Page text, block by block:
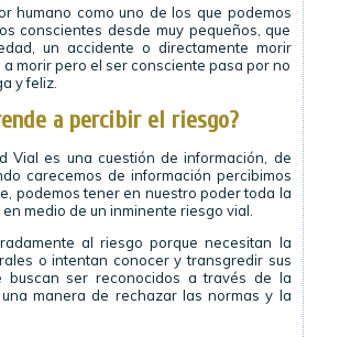
humano como uno de los que podemos
conscientes desde muy pequeños, que
un accidente o directamente morir
morir pero el ser consciente pasa por no
y feliz.
a percibir el riesgo?
Vial es una cuestión de información, de
carecemos de información percibimos
podemos tener en nuestro poder toda la
medio de un inminente riesgo vial.
al riesgo porque necesitan la
o intentan conocer y transgredir sus
buscan ser reconocidos a través de la
manera de rechazar las normas y la